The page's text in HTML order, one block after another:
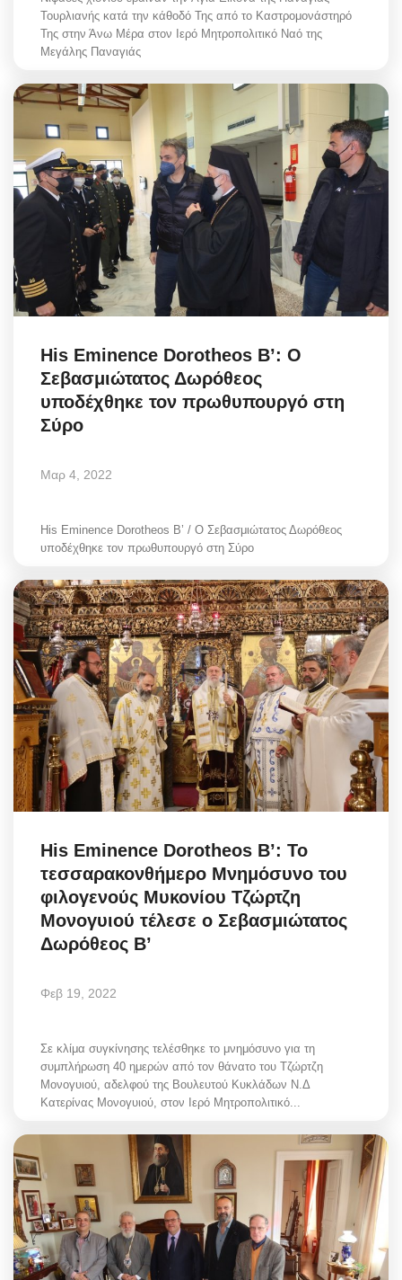
Τουρλιανής κατά την κάθοδό Της από το Καστρομονάστηρό
Της στην Άνω Μέρα στον Ιερό Μητροπολιτικό Ναό της
Μεγάλης Παναγιάς
His Eminence Dorotheos B’: Ο
Σεβασμιώτατος Δωρόθεος
υποδέχθηκε τον πρωθυπουργό στη
Σύρο
Μαρ 4, 2022
His Eminence Dorotheos B’ / Ο Σεβασμιώτατος Δωρόθεος
υποδέχθηκε τον πρωθυπουργό στη Σύρο
His Eminence Dorotheos B’: Το
τεσσαρακονθήμερο Μνημόσυνο του
φιλογενούς Μυκονίου Τζώρτζη
Μονογυιού τέλεσε ο Σεβασμιώτατος
Δωρόθεος Β’
Φεβ 19, 2022
Σε κλίμα συγκίνησης τελέσθηκε το μνημόσυνο για τη
συμπλήρωση 40 ημερών από τον θάνατο του Τζώρτζη
Μονογυιού, αδελφού της Βουλευτού Κυκλάδων Ν.Δ
Κατερίνας Μονογυιού, στον Ιερό Μητροπολιτικό...